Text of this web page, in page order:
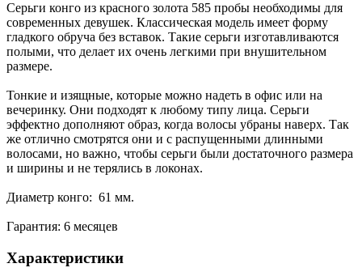
Серьги конго из красного золота 585 пробы необходимы для
современных девушек. Классическая модель имеет форму
гладкого обруча без вставок. Такие серьги изготавливаются
полыми, что делает их очень легкими при внушительном
размере.
Тонкие и изящные, которые можно надеть в офис или на
вечеринку. Они подходят к любому типу лица. Серьги
эффектно дополняют образ, когда волосы убраны наверх. Так
же отлично смотрятся они и с распущенными длинными
волосами, но важно, чтобы серьги были достаточного размера
и ширины и не терялись в локонах.
Диаметр конго: 61 мм.
Гарантия: 6 месяцев
Характеристики